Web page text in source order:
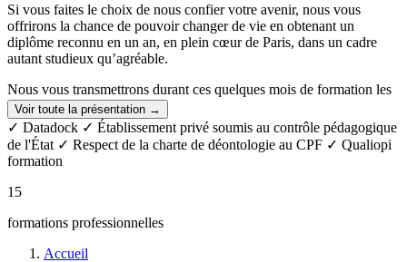
Si vous faites le choix de nous confier votre avenir, nous vous
offrirons la chance de pouvoir changer de vie en obtenant un
diplôme reconnu en un an, en plein cœur de Paris, dans un cadre
autant studieux qu’agréable.
Nous vous transmettrons durant ces quelques mois de formation les
valeurs qui sont les nôtres: résilience, effort, persévérance,
implication, confiance, écoute, entraide et solidarité.
Rejoindre GEFOR, c'est intégrer plus qu'un centre de formation:
vous ferez partie d'un groupe de classe soudé tout au long de votre
année, d'un réseau des anciens élèves, et plus largement de la grande
famille de ceux qui ont mené à bien leur projet de formation!
Voir toute la présentation →
✓ Datadock ✓ Établissement privé soumis au contrôle pédagogique
de l'État ✓ Respect de la charte de déontologie au CPF ✓ Qualiopi
formation
15
formations professionnelles
Accueil